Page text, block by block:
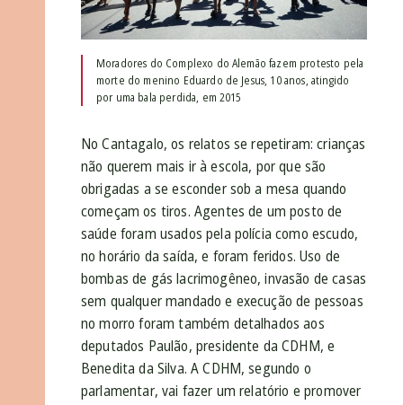
Moradores do Complexo do Alemão fazem protesto pela
morte do menino Eduardo de Jesus, 10 anos, atingido
por uma bala perdida, em 2015
No Cantagalo, os relatos se repetiram: crianças
não querem mais ir à escola, por que são
obrigadas a se esconder sob a mesa quando
começam os tiros. Agentes de um posto de
saúde foram usados pela polícia como escudo,
no horário da saída, e foram feridos. Uso de
bombas de gás lacrimogêneo, invasão de casas
sem qualquer mandado e execução de pessoas
no morro foram também detalhados aos
deputados Paulão, presidente da CDHM, e
Benedita da Silva. A CDHM, segundo o
parlamentar, vai fazer um relatório e promover